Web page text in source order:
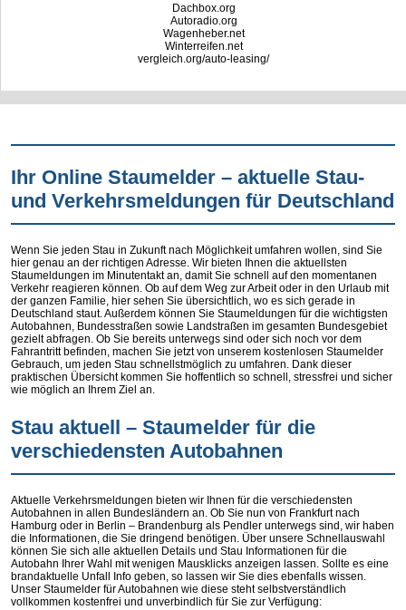
Dachbox.org
Autoradio.org
Wagenheber.net
Winterreifen.net
vergleich.org/auto-leasing/
Ihr Online Staumelder – aktuelle Stau-
und Verkehrsmeldungen für Deutschland
Wenn Sie jeden Stau in Zukunft nach Möglichkeit umfahren wollen, sind Sie
hier genau an der richtigen Adresse. Wir bieten Ihnen die aktuellsten
Staumeldungen im Minutentakt an, damit Sie schnell auf den momentanen
Verkehr reagieren können. Ob auf dem Weg zur Arbeit oder in den Urlaub mit
der ganzen Familie, hier sehen Sie übersichtlich, wo es sich gerade in
Deutschland staut. Außerdem können Sie Staumeldungen für die wichtigsten
Autobahnen, Bundesstraßen sowie Landstraßen im gesamten Bundesgebiet
gezielt abfragen. Ob Sie bereits unterwegs sind oder sich noch vor dem
Fahrantritt befinden, machen Sie jetzt von unserem kostenlosen Staumelder
Gebrauch, um jeden Stau schnellstmöglich zu umfahren. Dank dieser
praktischen Übersicht kommen Sie hoffentlich so schnell, stressfrei und sicher
wie möglich an Ihrem Ziel an.
Stau aktuell – Staumelder für die
verschiedensten Autobahnen
Aktuelle Verkehrsmeldungen bieten wir Ihnen für die verschiedensten
Autobahnen in allen Bundesländern an. Ob Sie nun von Frankfurt nach
Hamburg oder in Berlin – Brandenburg als Pendler unterwegs sind, wir haben
die Informationen, die Sie dringend benötigen. Über unsere Schnellauswahl
können Sie sich alle aktuellen Details und Stau Informationen für die
Autobahn Ihrer Wahl mit wenigen Mausklicks anzeigen lassen. Sollte es eine
brandaktuelle Unfall Info geben, so lassen wir Sie dies ebenfalls wissen.
Unser Staumelder für Autobahnen wie diese steht selbstverständlich
vollkommen kostenfrei und unverbindlich für Sie zur Verfügung: